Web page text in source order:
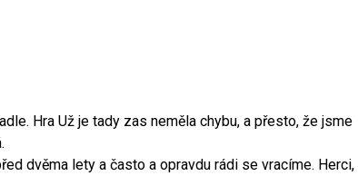
Hra Už je tady zas neměla chybu, a přesto, že jsme
dvěma lety a často a opravdu rádi se vracíme. Herci,